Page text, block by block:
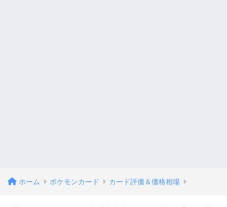
ホーム ポケモンカード カード評価＆価格相場